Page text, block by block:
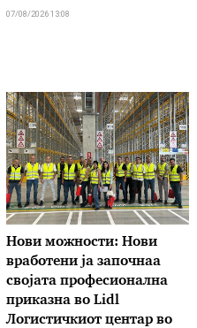
07/08/2026 13:08
Нови можности: Нови
вработени ја започнаа
својата професионална
приказна во Lidl
Логистичкиот центар во